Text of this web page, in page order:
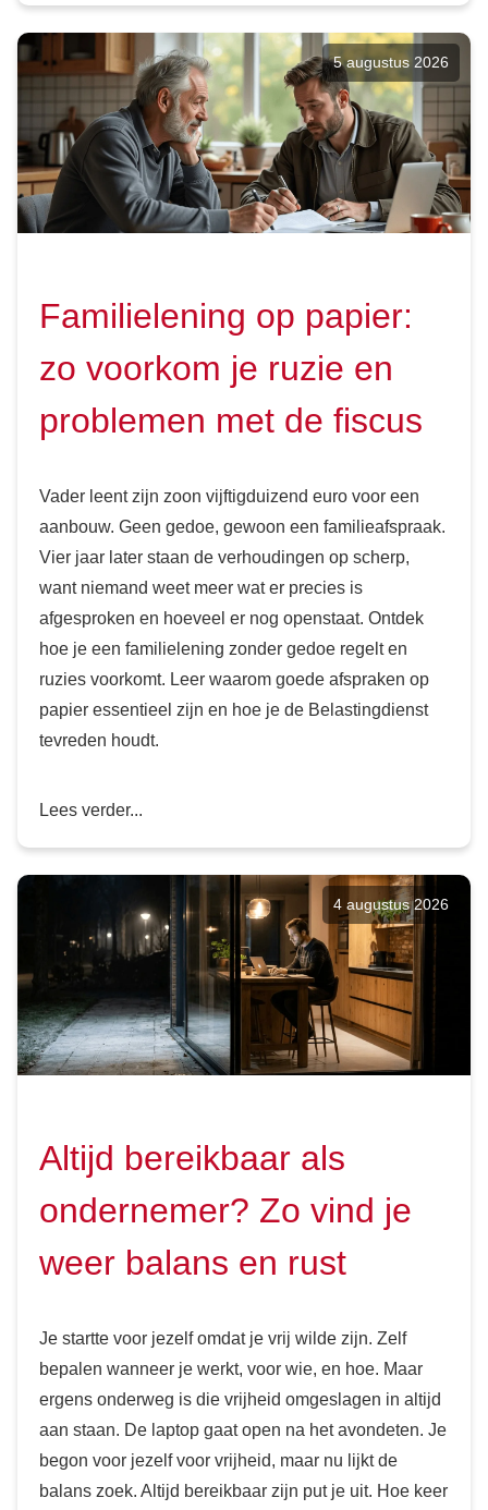
5 augustus 2026
Familielening op papier:
zo voorkom je ruzie en
problemen met de fiscus
Vader leent zijn zoon vijftigduizend euro voor een
aanbouw. Geen gedoe, gewoon een familieafspraak.
Vier jaar later staan de verhoudingen op scherp,
want niemand weet meer wat er precies is
afgesproken en hoeveel er nog openstaat. Ontdek
hoe je een familielening zonder gedoe regelt en
ruzies voorkomt. Leer waarom goede afspraken op
papier essentieel zijn en hoe je de Belastingdienst
tevreden houdt.
Lees verder...
4 augustus 2026
Altijd bereikbaar als
ondernemer? Zo vind je
weer balans en rust
Je startte voor jezelf omdat je vrij wilde zijn. Zelf
bepalen wanneer je werkt, voor wie, en hoe. Maar
ergens onderweg is die vrijheid omgeslagen in altijd
aan staan. De laptop gaat open na het avondeten. Je
begon voor jezelf voor vrijheid, maar nu lijkt de
balans zoek. Altijd bereikbaar zijn put je uit. Hoe keer